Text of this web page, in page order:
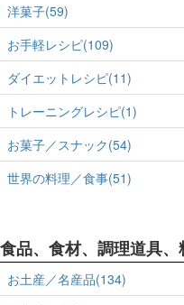
洋菓子(59)
お手軽レシピ(109)
ダイエットレシピ(11)
トレーニングレシピ(1)
お菓子／スナック(54)
世界の料理／食事(51)
食品、食材、調理道具、
お土産／名産品(134)